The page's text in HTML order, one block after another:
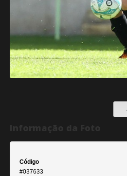
Código
#037633